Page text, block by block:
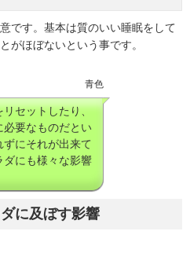
です。基本は質のいい睡眠をして
がほぼないという事です。
青色
リセットしたり、
必要なものだとい
にそれが出来て
にも様々な影響
に及ぼす影響